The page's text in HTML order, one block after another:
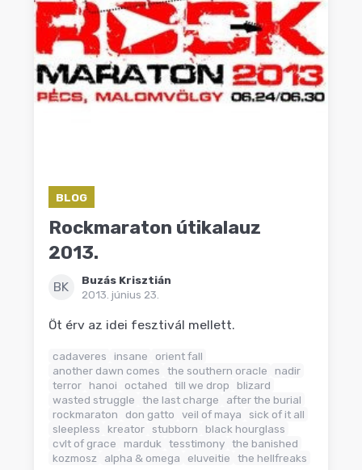
BLOG
Rockmaraton útikalauz
2013.
BK
Buzás Krisztián
2013. június 23.
Öt érv az idei fesztivál mellett.
cadaveres insane
orient fall
another dawn comes
the southern oracle
nadir
terror hanoi octahed till we drop
blizard
wasted struggle
the last charge
after the burial
rockmaraton
don gatto veil of maya
sick of it all
sleepless
kreator stubborn
black hourglass
cvlt of grace
marduk tesstimony the banished
kozmosz
alpha & omega eluveitie the hellfreaks